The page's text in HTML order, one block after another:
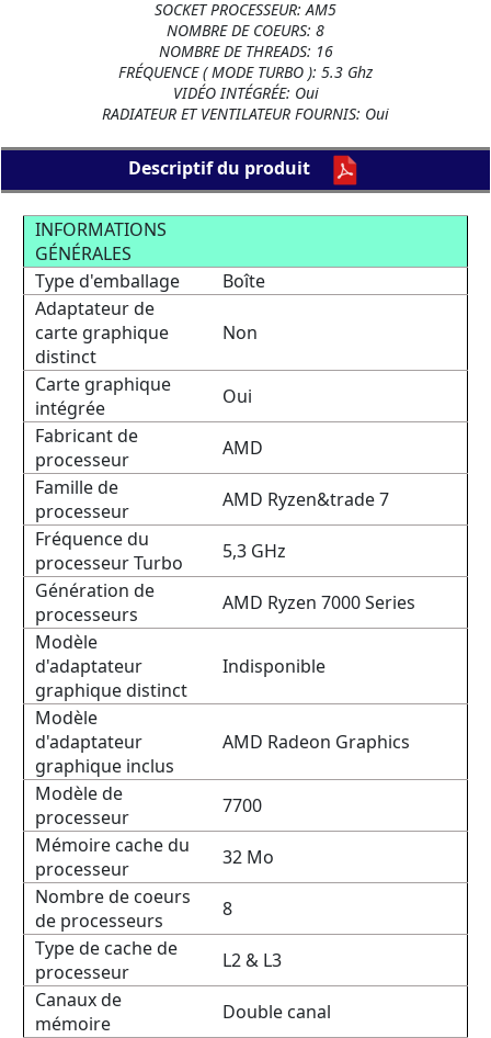
SOCKET PROCESSEUR: AM5
NOMBRE DE COEURS: 8
NOMBRE DE THREADS: 16
FRÉQUENCE ( MODE TURBO ): 5.3 Ghz
VIDÉO INTÉGRÉE: Oui
RADIATEUR ET VENTILATEUR FOURNIS: Oui
Descriptif du produit
INFORMATIONS
GÉNÉRALES
Type d'emballage
Boîte
Adaptateur de
carte graphique
distinct
Non
Carte graphique
intégrée
Oui
Fabricant de
processeur
AMD
Famille de
processeur
AMD Ryzen&trade 7
Fréquence du
processeur Turbo
5,3 GHz
Génération de
processeurs
AMD Ryzen 7000 Series
Modèle
d'adaptateur
graphique distinct
Indisponible
Modèle
d'adaptateur
graphique inclus
AMD Radeon Graphics
Modèle de
processeur
7700
Mémoire cache du
processeur
32 Mo
Nombre de coeurs
de processeurs
8
Type de cache de
processeur
L2 & L3
Canaux de
mémoire
Double canal